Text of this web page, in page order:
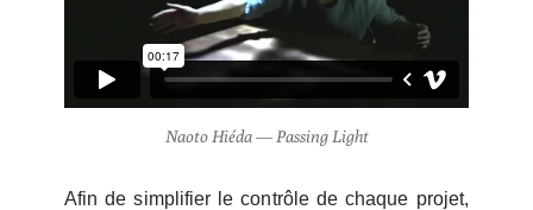
Naoto Hiéda — Passing Light
Afin de simplifier le contrôle de chaque projet,